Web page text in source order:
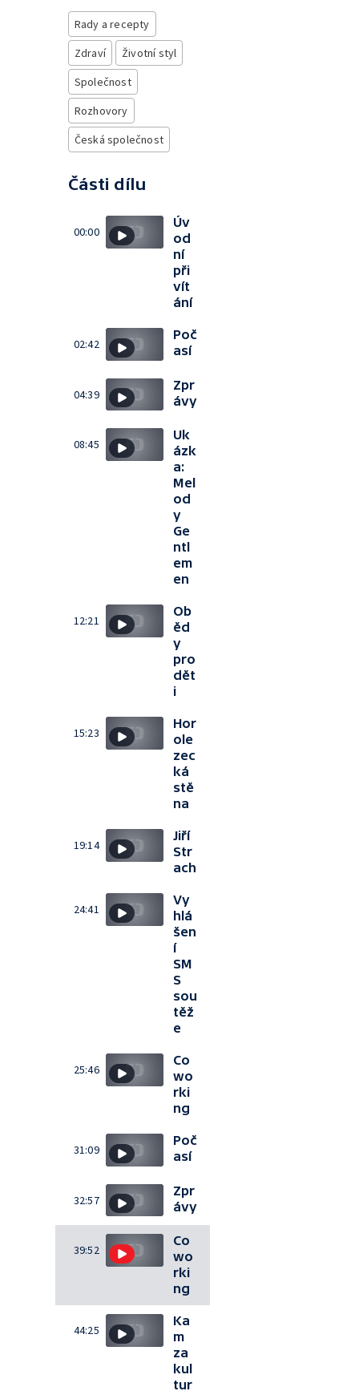
Rady a recepty
Zdraví
Životní styl
Společnost
Rozhovory
Česká společnost
Části dílu
00:00
Úv
od
ní
při
vít
ání
02:42
Poč
así
04:39
Zpr
ávy
08:45
Uk
ázk
a:
Mel
od
y
Ge
ntl
em
en
12:21
Ob
ěd
y
pro
dět
i
15:23
Hor
ole
zec
ká
stě
na
19:14
Jiří
Str
ach
24:41
Vy
hlá
šen
í
SM
S
sou
těž
e
25:46
Co
wo
rki
ng
31:09
Poč
así
32:57
Zpr
ávy
39:52
Co
wo
rki
ng
44:25
Ka
m
za
kul
tur